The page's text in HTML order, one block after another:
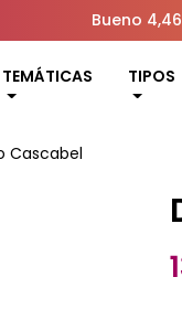
Bueno
TEMÁTICAS TIPOS
Cascabel